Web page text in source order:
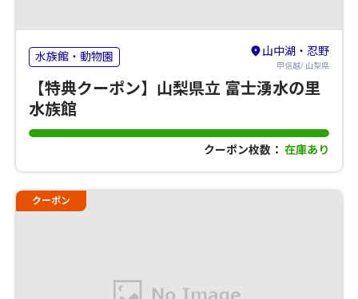
水族館・動物園 山中湖・忍野
甲信越/ 山梨県
【特典クーポン】山梨県立 富士湧水の里
水族館
クーポン枚数： 在庫あり
クーポン